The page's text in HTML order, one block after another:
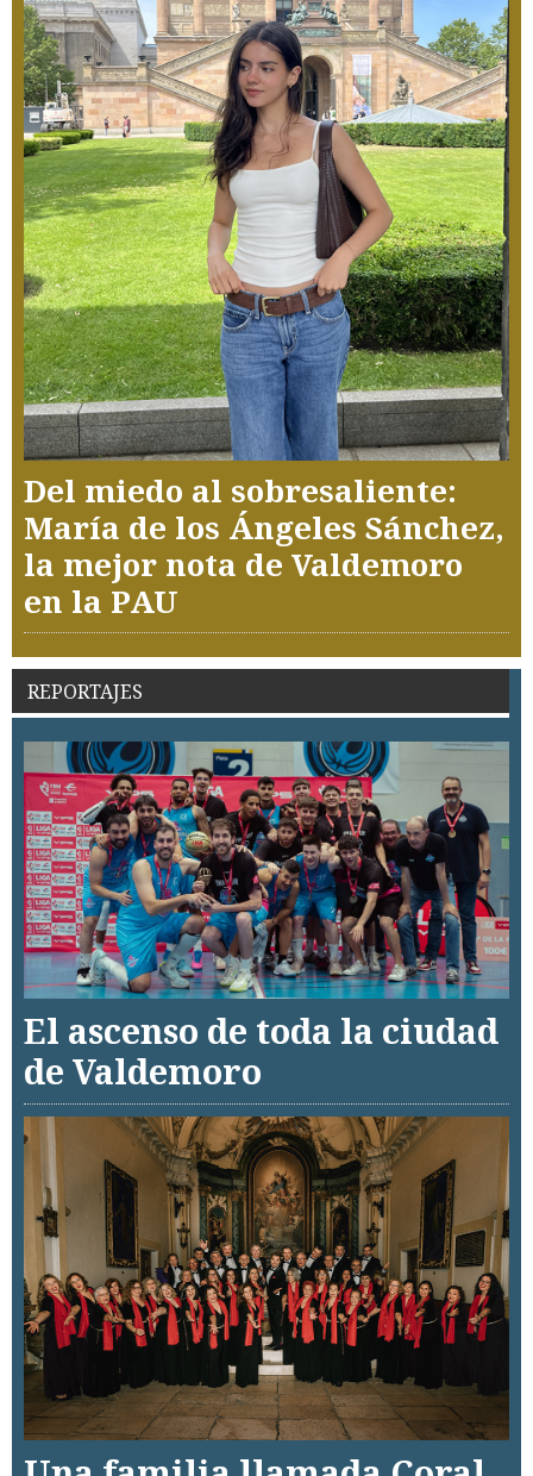
Del miedo al sobresaliente:
María de los Ángeles Sánchez,
la mejor nota de Valdemoro
en la PAU
REPORTAJES
El ascenso de toda la ciudad
de Valdemoro